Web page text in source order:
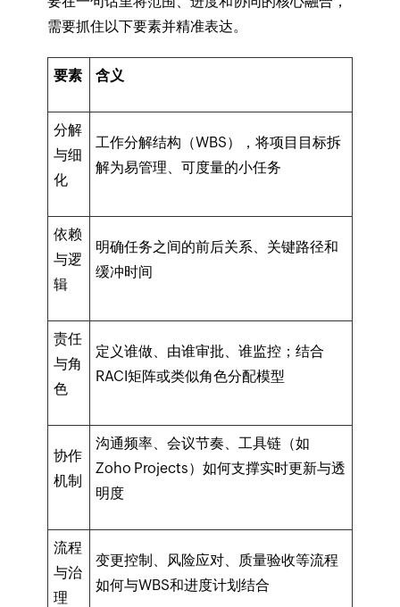
需要抓住以下要素并精准表达。
要素 含义
分解
与细
化
工作分解结构（WBS），将项目目标拆
解为易管理、可度量的小任务
依赖
与逻
辑
明确任务之间的前后关系、关键路径和
缓冲时间
责任
与角
色
定义谁做、由谁审批、谁监控；结合
RACI矩阵或类似角色分配模型
协作
机制
沟通频率、会议节奏、工具链（如
Zoho Projects）如何支撑实时更新与透
明度
流程
与治
理
变更控制、风险应对、质量验收等流程
如何与WBS和进度计划结合